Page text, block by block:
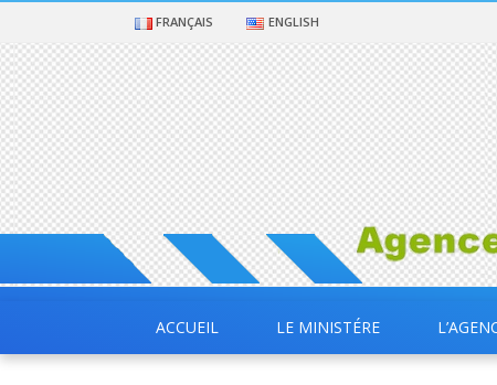
FRANÇAIS ENGLISH
ACCUEIL LE MINISTÉRE